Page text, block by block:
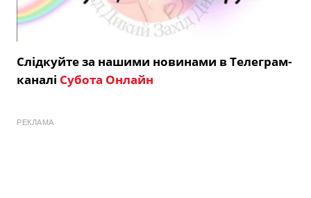
Слідкуйте за нашими новинами в Телеграм-
каналі Субота Онлайн
РЕКЛАМА